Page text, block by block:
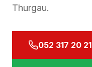
Thurgau.
052 317 20 21